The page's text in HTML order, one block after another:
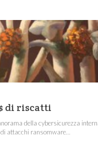
di riscatti
della cybersicurezza
attacchi ransomware...